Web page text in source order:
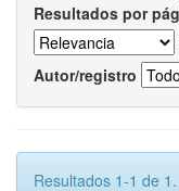
Resultados por
Autor/registro
Resultados 1-1 de 1.